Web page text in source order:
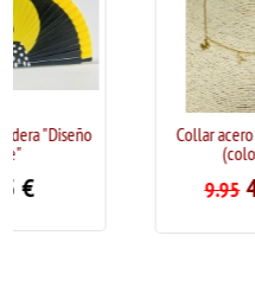
Collar acero inox "mama"
4.95€